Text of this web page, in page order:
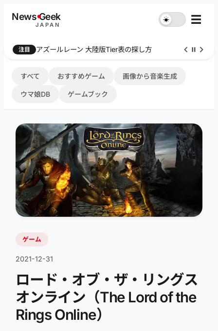
NewsGeek
JAPAN
☀︎ ☰
注目 Farthest Frontier 序盤攻略
すべて おすすめゲーム 画像から音楽生成
ウマ娘DB ゲームブック
ゲーム
2021-12-31
ロード・オブ・ザ・リングス
オンライン（The Lord of the
Rings Online）